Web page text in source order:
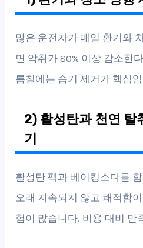
많은 운전자가 매일 환기와
면 악취가 80% 이상 감소한
름철에는 습기 제거가 핵심
2) 활성탄과 천연 탈
기
활성탄 팩과 베이킹소다를
오래 지속되지 않고 쾌적함
험이 많습니다. 비용 대비 만